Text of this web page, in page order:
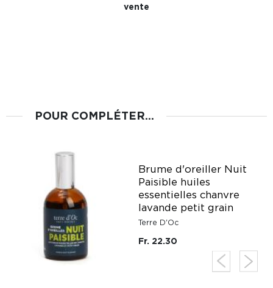
vente
POUR COMPLÉTER...
Brume d'oreiller Nuit
Paisible huiles
essentielles chanvre
lavande petit grain
Terre D'Oc
Fr. 22.30